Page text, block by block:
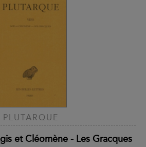
PLUTARQUE
et Cléomène - Les Gracques